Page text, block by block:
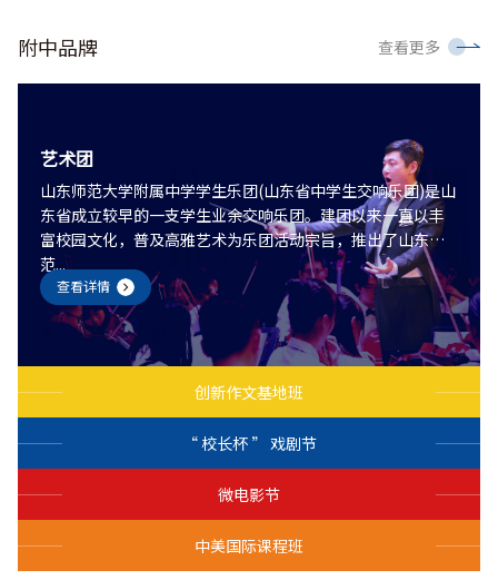
副主任孙国旺宣读表彰名单，党政办公室主任胡兆强、团委副书记
郇志远为优胜班集体颁发奖状。规范跑操，展现的是每天的坚持与
自律；凝心聚力的拔河，彰显的是勠力同心的协作与担当。赛场上
附中品牌 查看更多
艺术团
山东师范大学附属中学学生乐团(山东省中学生交响乐团)是山
东省成立较早的一支学生业余交响乐团。建团以来一直以丰
富校园文化，普及高雅艺术为乐团活动宗旨，推出了山东师
范...
查看详情
创新作文基地班
“ 校长杯 ” 戏剧节
微电影节
中美国际课程班